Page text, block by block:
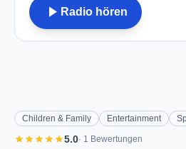
play_arrow Radio hören
Children & Family Entertainment
starstarstarstarstar5.0· 1 Bewertungen